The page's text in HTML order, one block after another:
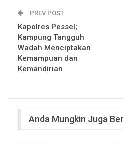
PREV POST
Kapolres Pessel;
Kampung Tangguh
Wadah Menciptakan
Kemampuan dan
Kemandirian
Anda Mungkin Juga